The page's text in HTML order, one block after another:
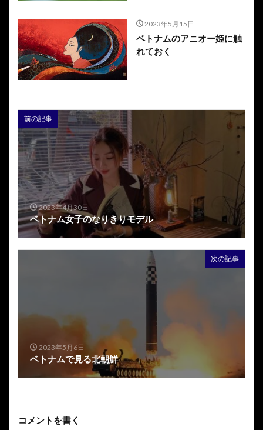
2023年5月15日
ベトナムのアニオー姫に触
れておく
前の記事
2023年4月30日
ベトナム女子のなりきりモデル
次の記事
2023年5月6日
ベトナムで見る北朝鮮
コメントを書く